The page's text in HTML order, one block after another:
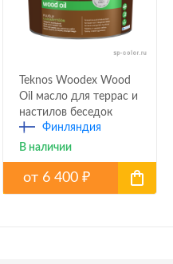
Teknos Woodex Wood
Oil масло для террас и
настилов беседок
Финляндия
В наличии
от 6 400₽